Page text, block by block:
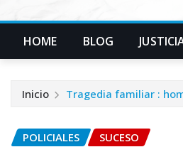
HOME BLOG
Inicio Tragedia familiar :
POLICIALES SUCESO